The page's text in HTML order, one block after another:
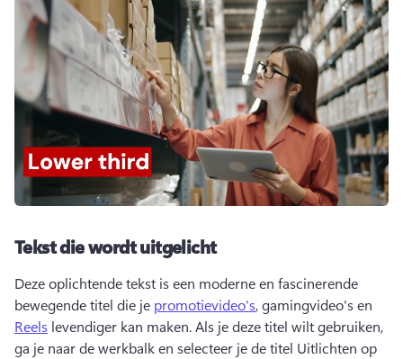
Tekst die wordt uitgelicht
Deze oplichtende tekst is een moderne en fascinerende
bewegende titel die je promotievideo's, gamingvideo's en
Reels levendiger kan maken. Als je deze titel wilt gebruiken,
ga je naar de werkbalk en selecteer je de titel Uitlichten op